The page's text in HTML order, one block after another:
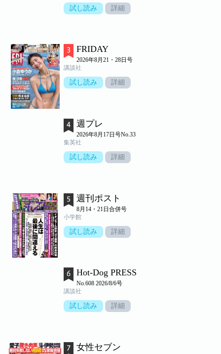
試し読み 詳細
FRIDAY
2026年8月21・28日号
講談社
試し読み 詳細
週プレ
2026年8月17日号No.33
集英社
試し読み 詳細
週刊ポスト
8月14・21日合併号
小学館
試し読み 詳細
Hot-Dog PRESS
No.608 2026/8/6号
講談社
試し読み 詳細
女性セブン